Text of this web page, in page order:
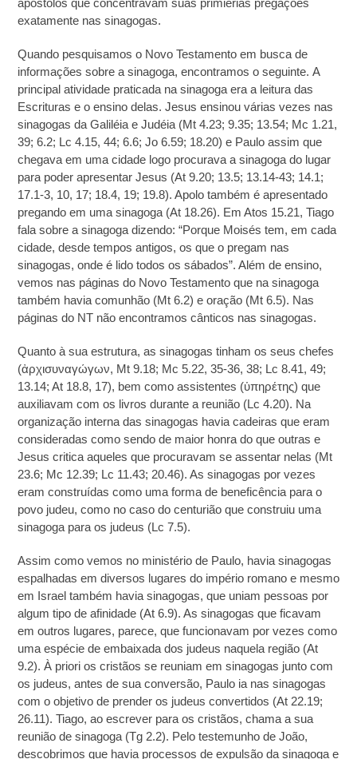
apóstolos que concentravam suas primierias pregações
exatamente nas sinagogas.
Quando pesquisamos o Novo Testamento em busca de
informações sobre a sinagoga, encontramos o seguinte. A
principal atividade praticada na sinagoga era a leitura das
Escrituras e o ensino delas. Jesus ensinou várias vezes nas
sinagogas da Galiléia e Judéia (Mt 4.23; 9.35; 13.54; Mc 1.21,
39; 6.2; Lc 4.15, 44; 6.6; Jo 6.59; 18.20) e Paulo assim que
chegava em uma cidade logo procurava a sinagoga do lugar
para poder apresentar Jesus (At 9.20; 13.5; 13.14-43; 14.1;
17.1-3, 10, 17; 18.4, 19; 19.8). Apolo também é apresentado
pregando em uma sinagoga (At 18.26). Em Atos 15.21, Tiago
fala sobre a sinagoga dizendo: “Porque Moisés tem, em cada
cidade, desde tempos antigos, os que o pregam nas
sinagogas, onde é lido todos os sábados”. Além de ensino,
vemos nas páginas do Novo Testamento que na sinagoga
também havia comunhão (Mt 6.2) e oração (Mt 6.5). Nas
páginas do NT não encontramos cânticos nas sinagogas.
Quanto à sua estrutura, as sinagogas tinham os seus chefes
(ἀρχισυναγώγων, Mt 9.18; Mc 5.22, 35-36, 38; Lc 8.41, 49;
13.14; At 18.8, 17), bem como assistentes (ὑπηρέτης) que
auxiliavam com os livros durante a reunião (Lc 4.20). Na
organização interna das sinagogas havia cadeiras que eram
consideradas como sendo de maior honra do que outras e
Jesus critica aqueles que procuravam se assentar nelas (Mt
23.6; Mc 12.39; Lc 11.43; 20.46). As sinagogas por vezes
eram construídas como uma forma de beneficência para o
povo judeu, como no caso do centurião que construiu uma
sinagoga para os judeus (Lc 7.5).
Assim como vemos no ministério de Paulo, havia sinagogas
espalhadas em diversos lugares do império romano e mesmo
em Israel também havia sinagogas, que uniam pessoas por
algum tipo de afinidade (At 6.9). As sinagogas que ficavam
em outros lugares, parece, que funcionavam por vezes como
uma espécie de embaixada dos judeus naquela região (At
9.2). À priori os cristãos se reuniam em sinagogas junto com
os judeus, antes de sua conversão, Paulo ia nas sinagogas
com o objetivo de prender os judeus convertidos (At 22.19;
26.11). Tiago, ao escrever para os cristãos, chama a sua
reunião de sinagoga (Tg 2.2). Pelo testemunho de João,
descobrimos que havia processos de expulsão da sinagoga e